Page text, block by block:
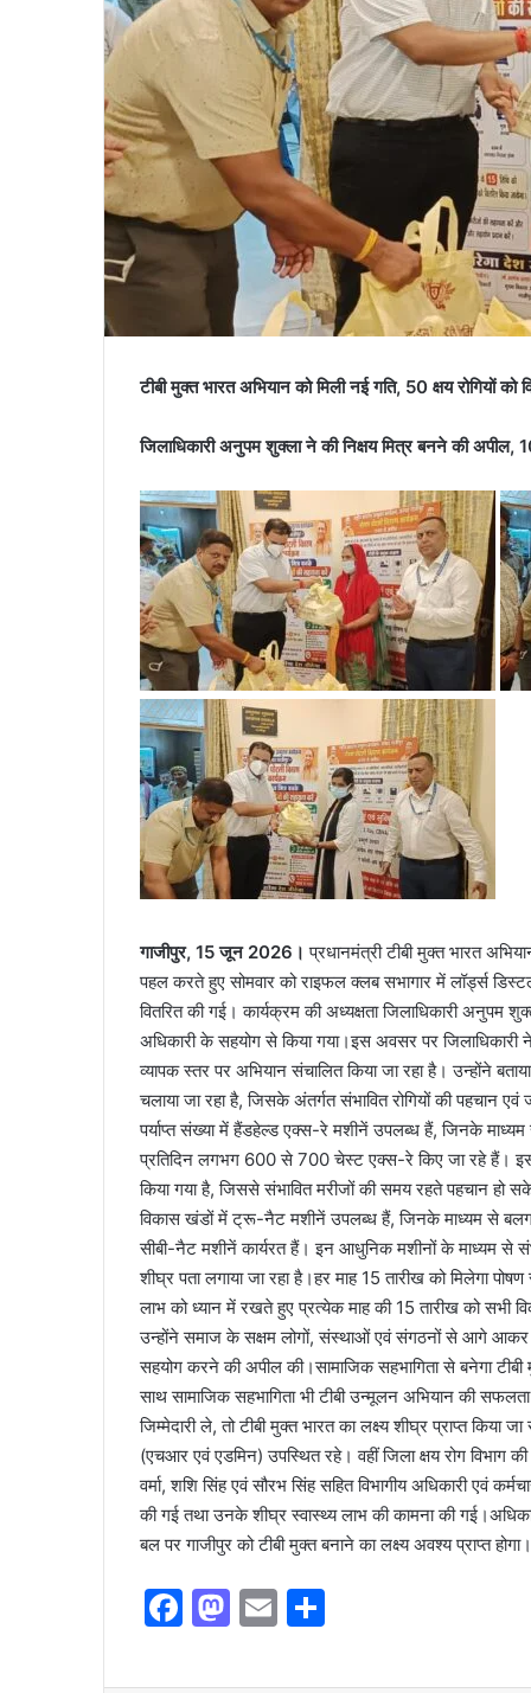
टीबी मुक्त भारत अभियान को मिली नई गति, 50 क्षय रोगियों को
जिलाधिकारी अनुपम शुक्ला ने की निक्षय मित्र बनने की अपील,
गाजीपुर, 15 जून 2026। प्रधानमंत्री टीबी मुक्त भारत
पहल करते हुए सोमवार को राइफल क्लब सभागार में लॉर्ड्स
वितरित की गई। कार्यक्रम की अध्यक्षता जिलाधिकारी अनुपम
अधिकारी के सहयोग से किया गया।इस अवसर पर
व्यापक स्तर पर अभियान संचालित किया जा रहा है। उन्होंने
चलाया जा रहा है, जिसके अंतर्गत संभावित रोगियों की पहचान
पर्याप्त संख्या में हैंडहेल्ड एक्स-रे मशीनें उपलब्ध हैं, जिनके माध्यम
प्रतिदिन लगभग 600 से 700 चेस्ट एक्स-रे किए जा रहे हैं। इसके
किया गया है, जिससे संभावित मरीजों की समय रहते पहचान
विकास खंडों में ट्रू-नैट मशीनें उपलब्ध हैं, जिनके माध्यम से
सीबी-नैट मशीनें कार्यरत हैं। इन आधुनिक मशीनों के माध्यम से
शीघ्र पता लगाया जा रहा है।हर माह 15 तारीख को मिलेगा
लाभ को ध्यान में रखते हुए प्रत्येक माह की 15 तारीख को सभी
उन्होंने समाज के सक्षम लोगों, संस्थाओं एवं संगठनों से आगे आकर
सहयोग करने की अपील की।सामाजिक सहभागिता से बनेगा
साथ सामाजिक सहभागिता भी टीबी उन्मूलन अभियान की
जिम्मेदारी ले, तो टीबी मुक्त भारत का लक्ष्य शीघ्र प्राप्त
(एचआर एवं एडमिन) उपस्थित रहे। वहीं जिला क्षय रोग विभाग
वर्मा, शशि सिंह एवं सौरभ सिंह सहित विभागीय अधिकारी एवं
की गई तथा उनके शीघ्र स्वास्थ्य लाभ की कामना की
बल पर गाजीपुर को टीबी मुक्त बनाने का लक्ष्य अवश्य प्राप्त होगा।
F
c
M
st
E
ai ar